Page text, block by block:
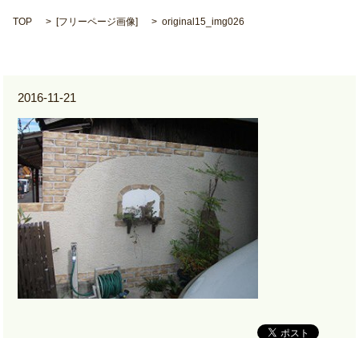
TOP [フリーページ画像] original15_img026
2016-11-21